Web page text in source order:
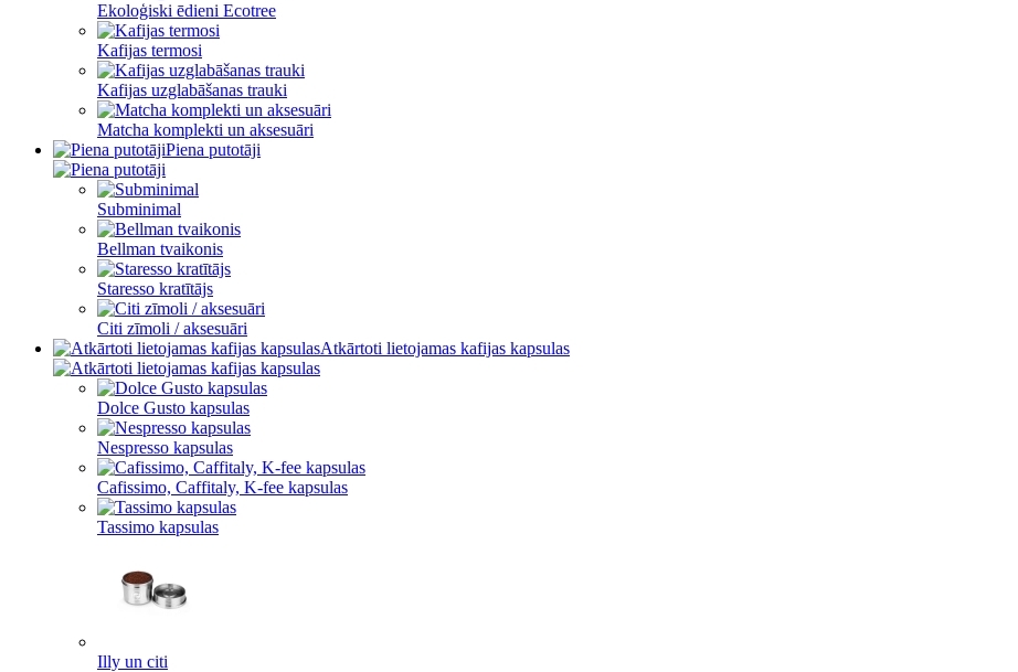
Ekoloģiski ēdieni Ecotree
Kafijas termosi
Kafijas uzglabāšanas trauki
Matcha komplekti un aksesuāri
Piena putotāji
Subminimal
Bellman tvaikonis
Staresso kratītājs
Citi zīmoli / aksesuāri
Atkārtoti lietojamas kafijas kapsulas
Dolce Gusto kapsulas
Nespresso kapsulas
Cafissimo, Caffitaly, K-fee kapsulas
Tassimo kapsulas
Illy un citi